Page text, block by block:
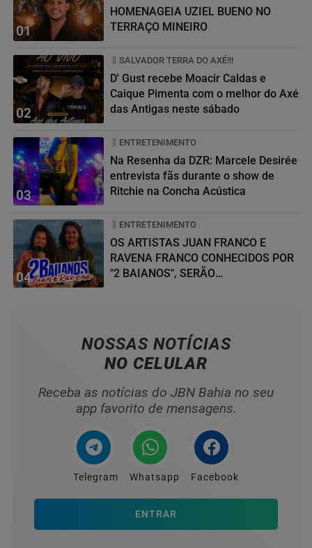
01
HOMENAGEIA UZIEL BUENO NO
TERRAÇO MINEIRO
02
SALVADOR TERRA DO AXÉ!!!
D' Gust recebe Moacir Caldas e
Caique Pimenta com o melhor do Axé
das Antigas neste sábado
03
ENTRETENIMENTO
Na Resenha da DZR: Marcele Desirée
entrevista fãs durante o show de
Ritchie na Concha Acústica
04
ENTRETENIMENTO
OS ARTISTAS JUAN FRANCO E
RAVENA FRANCO CONHECIDOS POR
"2 BAIANOS", SERÃO
NOSSAS NOTÍCIAS
NO CELULAR
Receba as notícias do JBN Bahia no seu
app favorito de mensagens.
Telegram Whatsapp Facebook
ENTRAR